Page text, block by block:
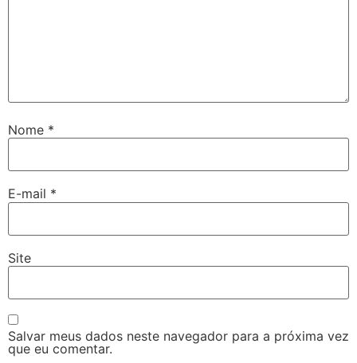
Nome *
E-mail *
Site
Salvar meus dados neste navegador para a próxima vez
que eu comentar.